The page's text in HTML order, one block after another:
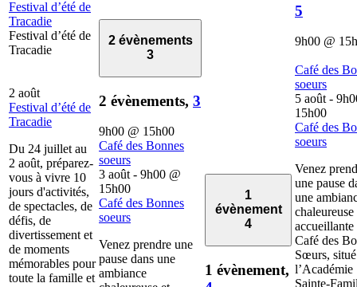
Festival d’été de
Tracadie
Festival d’été de
Tracadie
2 août
Festival d’été de
Tracadie
Du 24 juillet au
2 août, préparez-
vous à vivre 10
jours d'activités,
de spectacles, de
défis, de
divertissement et
de moments
mémorables pour
toute la famille et
2 évènements
3
2 évènements, 3
9h00 @ 15h00
Café des Bonnes
soeurs
3 août - 9h00 @
15h00
Café des Bonnes
soeurs
Venez prendre une
pause dans une
ambiance
1
évènement
4
1 évènement,
5
9h00 @
Café des
soeurs
5 août -
15h00
Café des
soeurs
Venez
une pause
une
chaleureuse
accueillante
Café des
Sœurs,
l’Académie
Sainte-